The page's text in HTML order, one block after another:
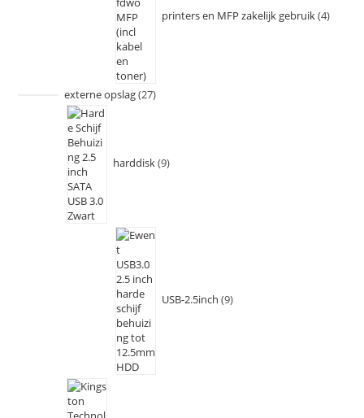
printers en MFP zakelijk gebruik 4
externe opslag 27
harddisk 9
USB-2.5inch 9